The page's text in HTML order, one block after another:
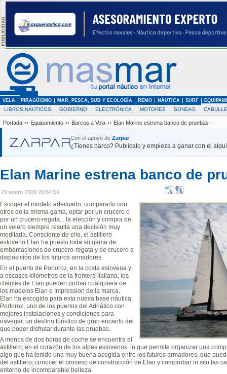
VELA PIRAGÜISMO MAR, PESCA, SUB Y ECOLOGÍA REMO NÁUTICA SURF
LIBROS NÁUTICOS GOBIERNO ELECTRÓNICA MOTORES SONDAS
Portada ›› Equipamiento ›› Barcos a Vela ›› Elan Marine estrena banco de pruebas
Con el apoyo de Zarpar
¿Tienes barco? Publícalo y empieza a ganar con el
Elan Marine estrena banco de
29 enero 2009 20:54:59
Escoger el modelo adecuado, compararlo con
otros de la misma gama, optar por un crucero o
por un crucero-regata... la elección y compra de
un velero siempre resulta una decisión muy
meditada. Consciente de ello, el astillero
esloveno Elan ha puesto toda su gama de
embarcaciones de crucero-regata y de crucero a
disposición de los futuros armadores.
En el puerto de Portoroz, en la costa eslovena y
a escasos kilómetros de la frontera italiana, los
clientes de Elan pueden probar cualquiera de
los modelos Elan e Impression de la marca.
Elan ha escogido para esta nueva base náutica
Portoroz, uno de los puertos del Adriático con
mejores instalaciones y condiciones para
navegar, un destino turístico de gran encanto del
que poder disfrutar durante las pruebas.
A menos de dos horas de coche se encuentra el
astillero, en el corazón de los alpes eslovenos, lo que permite organizar una
algo que ha tenido una muy buena acogida entre los futuros armadores, que
del astillero, conocer el proceso de construcción de Elan y comprobar in situ las
entorno de incomparable belleza.